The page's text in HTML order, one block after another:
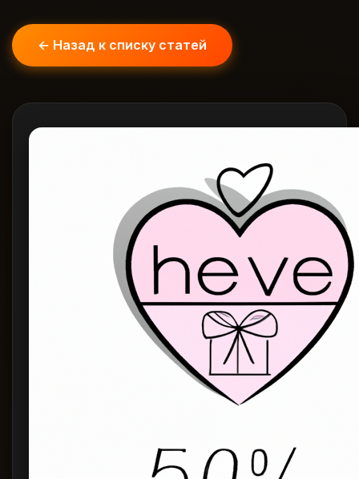
← Назад к списку статей